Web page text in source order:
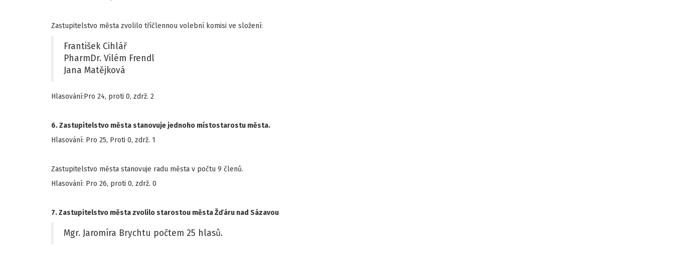
Zastupitelstvo města zvolilo tříčlennou volební komisi ve složení:
František Cihlář
PharmDr. Vilém Frendl
Jana Matějková
Hlasování:Pro 24, proti 0, zdrž. 2
6. Zastupitelstvo města stanovuje jednoho místostarostu města.
Hlasování: Pro 25, Proti 0, zdrž. 1
Zastupitelstvo města stanovuje radu města v počtu 9 členů.
Hlasování: Pro 26, proti 0, zdrž. 0
7. Zastupitelstvo města zvolilo starostou města Žďáru nad Sázavou
Mgr. Jaromíra Brychtu počtem 25 hlasů.